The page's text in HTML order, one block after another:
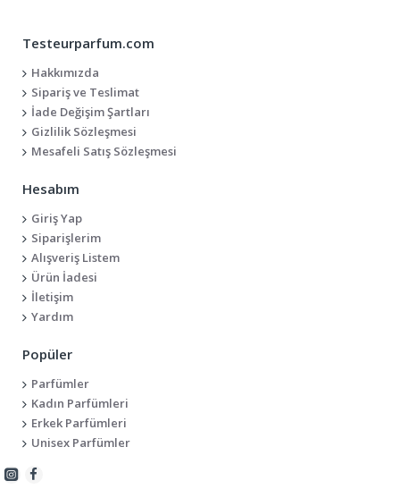
Testeurparfum.com
Hakkımızda
Sipariş ve Teslimat
İade Değişim Şartları
Gizlilik Sözleşmesi
Mesafeli Satış Sözleşmesi
Hesabım
Giriş Yap
Siparişlerim
Alışveriş Listem
Ürün İadesi
İletişim
Yardım
Popüler
Parfümler
Kadın Parfümleri
Erkek Parfümleri
Unisex Parfümler